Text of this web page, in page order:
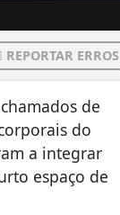
REPORTAR ERROS
de
do
a integrar
espaço de